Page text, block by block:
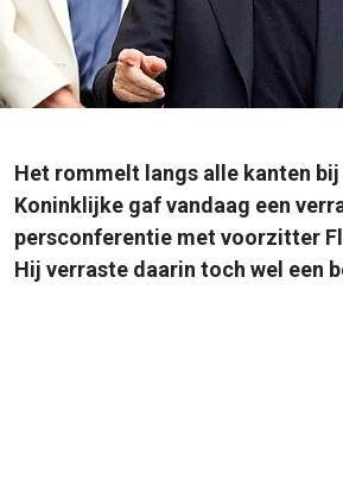
Het rommelt langs alle kanten bij
Koninklijke gaf vandaag een
persconferentie met voorzitter
Hij verraste daarin toch wel een